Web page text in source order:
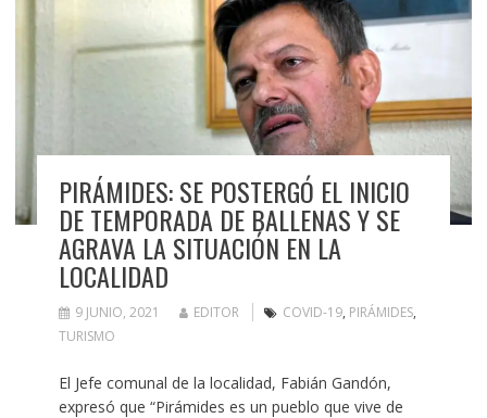
PIRÁMIDES: SE POSTERGÓ EL INICIO
DE TEMPORADA DE BALLENAS Y SE
AGRAVA LA SITUACIÓN EN LA
LOCALIDAD
9 JUNIO, 2021 EDITOR COVID-19, PIRÁMIDES,
TURISMO
El Jefe comunal de la localidad, Fabián Gandón,
expresó que “Pirámides es un pueblo que vive de